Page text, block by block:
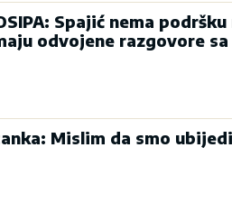
Spajić nema
odvojene razgovore
Mislim da smo